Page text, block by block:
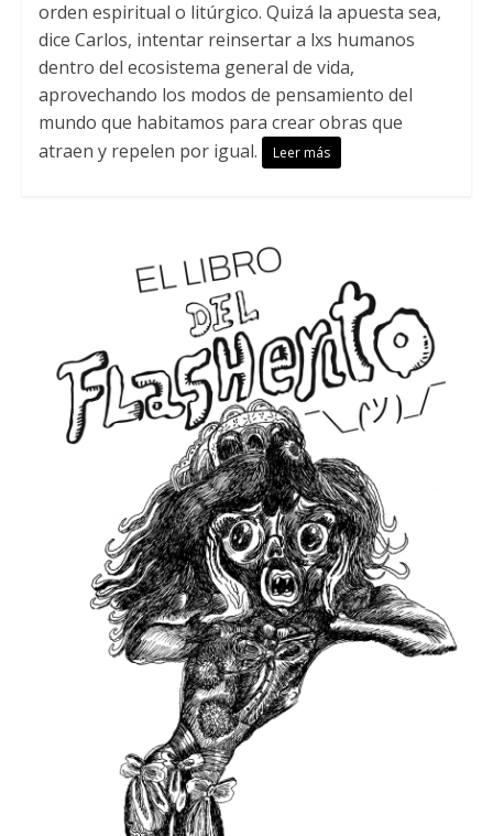
orden espiritual o litúrgico. Quizá la apuesta sea,
dice Carlos, intentar reinsertar a lxs humanos
dentro del ecosistema general de vida,
aprovechando los modos de pensamiento del
mundo que habitamos para crear obras que
atraen y repelen por igual.
Leer más